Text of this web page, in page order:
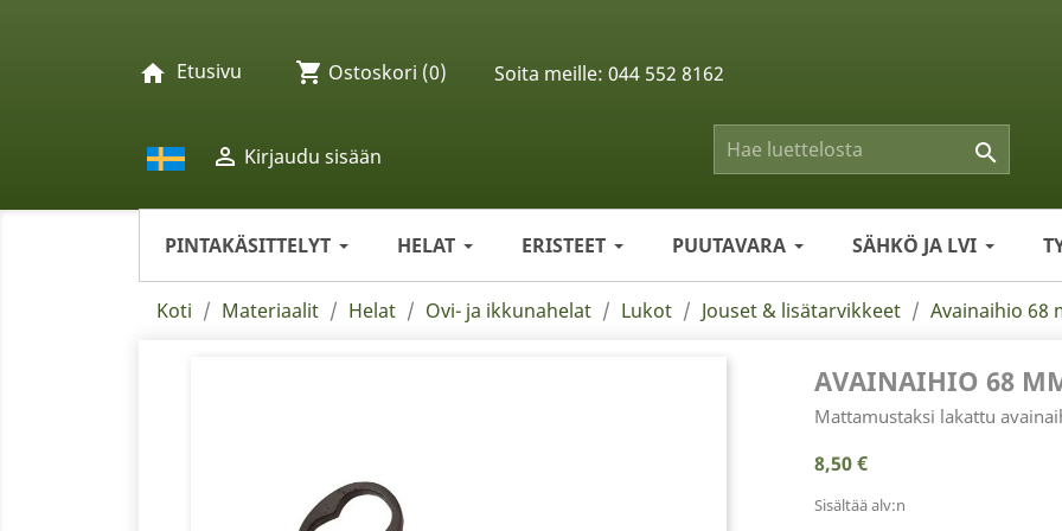

home Etusivu
 Kirjaudu sisään
shopping_cart Ostoskori (0)
PINTAKÄSITTELYT HELAT ERISTEET PUUTAVARA SÄHKÖ JA LVI
Soita meille: 044 552 8162
Koti Materiaalit Helat Ovi- ja ikkunahelat Lukot Jouset & lisätarvikkeet Avainaihio 68
AVAINAIHIO 68
Mattamustaksi lakattu
8,50 €
Sisältää alv:n